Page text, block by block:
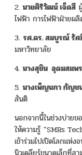
2. นายศิริวัฒน์ เจ็ดสี
ไฟฟ้า การไฟฟ้าฝ่ายผ
3. รศ.ดร. สมบูรณ์ รั
มหาวิทยาลัย
4. นางสุชิน อุดมสมพร
5. นางเพ็ญนภา กัญช
สันติ
นอกจากนี้ในช่วงบ่าย
ให้ความรู้ “SMRs
เข้าร่วมไปเปิดโลกแห่